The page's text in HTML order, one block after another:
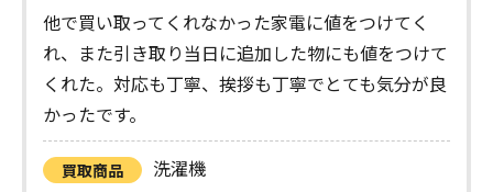
他で買い取ってくれなかった家電に値をつけてく
れ、また引き取り当日に追加した物にも値をつけて
くれた。対応も丁寧、挨拶も丁寧でとても気分が良
かったです。
買取商品 洗濯機